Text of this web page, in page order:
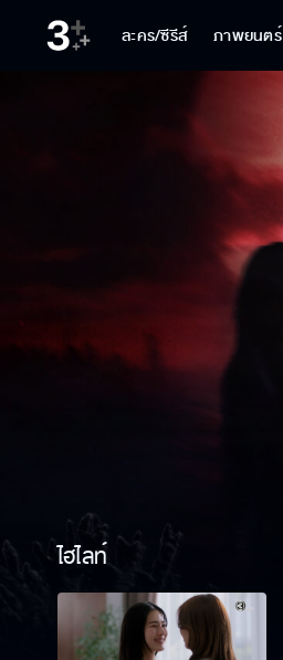
ละคร/ซีรีส์ ภาพยนตร์
ไฮไลท์